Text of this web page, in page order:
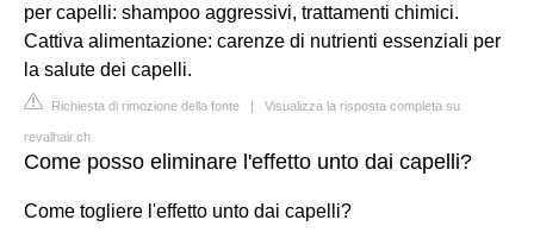
per capelli: shampoo aggressivi, trattamenti chimici.
Cattiva alimentazione: carenze di nutrienti essenziali per
la salute dei capelli.
Richiesta di rimozione della fonte | Visualizza la risposta completa su
revalhair.ch
Come posso eliminare l'effetto unto dai capelli?
Come togliere l'effetto unto dai capelli?